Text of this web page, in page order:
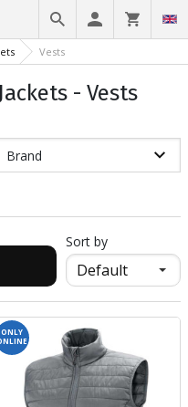
Vests
- Vests
Brand
Sort by
ONLY